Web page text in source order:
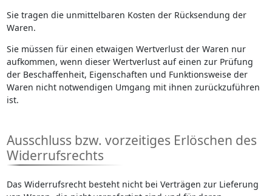
Sie tragen die unmittelbaren Kosten der Rücksendung der
Waren.
Sie müssen für einen etwaigen Wertverlust der Waren nur
aufkommen, wenn dieser Wertverlust auf einen zur Prüfung
der Beschaffenheit, Eigenschaften und Funktionsweise der
Waren nicht notwendigen Umgang mit ihnen zurückzuführen
ist.
Ausschluss bzw. vorzeitiges Erlöschen des
Widerrufsrechts
Das Widerrufsrecht besteht nicht bei Verträgen zur Lieferung